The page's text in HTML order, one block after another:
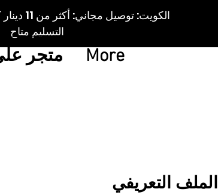
الكويت:
التسليم متاح
متجر More
الملف التعريفي